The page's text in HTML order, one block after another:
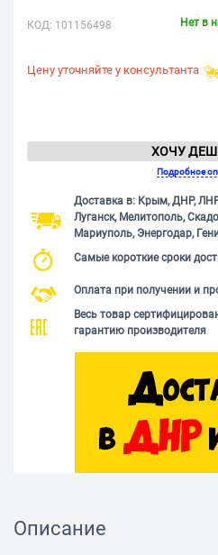
КОД: 101156498 Нет в
Цену уточняйте у консультанта
ХОЧУ
Подробное
Доставка в: Крым, ДНР,
Луганск, Мелитополь,
Мариуполь, Энергодар,
Самые короткие сроки
Оплата при получении и
Весь товар
гарантию производителя
Описание